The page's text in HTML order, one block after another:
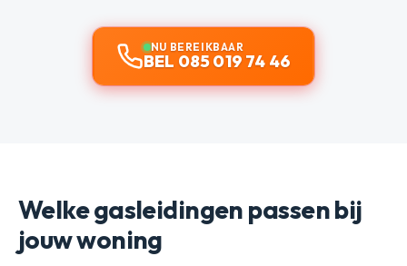
NU BEREIKBAAR
BEL 085 019 74 46
Welke gasleidingen passen bij
jouw woning